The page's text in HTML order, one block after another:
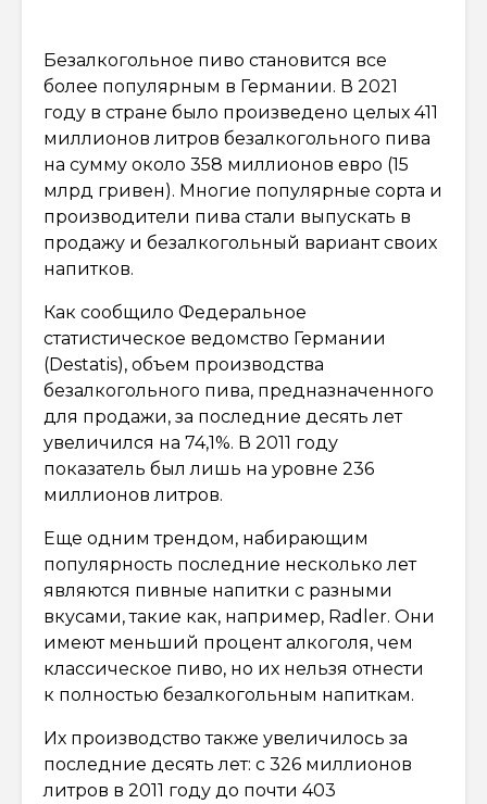
Безалкогольное пиво становится все
более популярным в Германии. В 2021
году в стране было произведено целых 411
миллионов литров безалкогольного пива
на сумму около 358 миллионов евро (15
млрд гривен). Многие популярные сорта и
производители пива стали выпускать в
продажу и безалкогольный вариант своих
напитков.
Как сообщило Федеральное
статистическое ведомство Германии
(Destatis), объем производства
безалкогольного пива, предназначенного
для продажи, за последние десять лет
увеличился на 74,1%. В 2011 году
показатель был лишь на уровне 236
миллионов литров.
Еще одним трендом, набирающим
популярность последние несколько лет
являются пивные напитки с разными
вкусами, такие как, например, Radler. Они
имеют меньший процент алкоголя, чем
классическое пиво, но их нельзя отнести
к полностью безалкогольным напиткам.
Их производство также увеличилось за
последние десять лет: с 326 миллионов
литров в 2011 году до почти 403